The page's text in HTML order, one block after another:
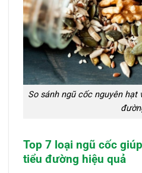
So sánh ngũ cốc nguyên
Top 7 loại ngũ cốc
tiểu đường hiệu quả